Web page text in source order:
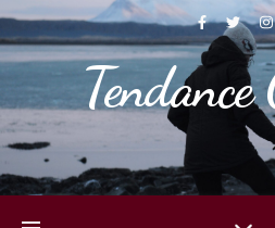
Tendance